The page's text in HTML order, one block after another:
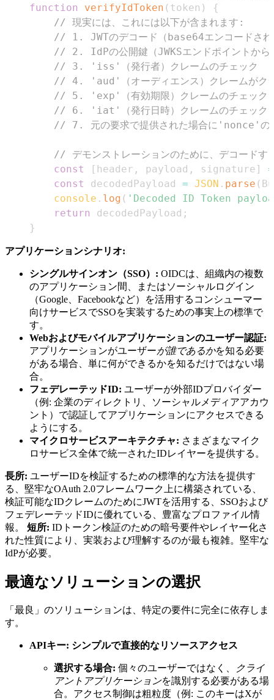
function
verifyIdToken ( token )
{
// 現実には、これには以下が含まれます:
// 1. JWTのデコード（base64エンコードされ
// 2. IdPの公開鍵（JWKSエンドポイントから
// 3. 'iss'（発行者）クレームのチェック
// 4. 'aud'（オーディエンス）クレームがクラ
// 5. 'exp'（有効期限）クレームのチェック
// 6. 'iat'（発行日時）クレームのチェック
// 7. 元の要求で提供された場合に'nonce'の
// デモンストレーションのために、デコードす
const
[ header , payload , signature ]
=
const
decodedPayload = JSON . parse (
console . log ( 'Decoded ID Token
return
decodedPayload ;
}
アプリケーションシナリオ:
シングルサインオン（SSO）: OIDCは、組織内の複数
のアプリケーション間、またはソーシャルログイン
（Google、Facebookなど）を活用するコンシューマー
向けサービスでSSOを実装するための事実上の標準で
す。
Webおよびモバイルアプリケーションのユーザー認証:
アプリケーションがユーザーが誰であるかを知る必要
がある場合、単に何ができるかを知るだけではない場
合。
フェデレーテッドID: ユーザーが外部IDプロバイダー
（例: 企業のディレクトリ、ソーシャルメディアアカウ
ント）で認証してアプリケーションにアクセスできる
ようにする。
マイクロサービスアーキテクチャ: さまざまなマイク
ロサービス全体で統一されたIDレイヤーを提供する。
長所: ユーザーIDを検証するための標準的な方法を提供す
る、堅牢なOAuth 2.0フレームワーク上に構築されている、
検証可能なIDクレームのためにJWTを活用する、SSOおよび
フェデレーテッドIDに優れている、豊富なプロファイル情
報。 短所: IDトークン検証のための暗号要件やレイヤー化さ
れた性質により、実装および理解するのが最も複雑。堅牢な
IdPが必要。
最適なソリューションの選択
「最良」のソリューションは、特定の要件に完全に依存しま
す。
APIキー: シンプルで直接的なリソースアクセス
選択する場合: 個々のユーザーではなく、
クライ
アントアプリケーションを識別する必要がある場
合。アクセス制御は粗粒度（例: このキーはXが